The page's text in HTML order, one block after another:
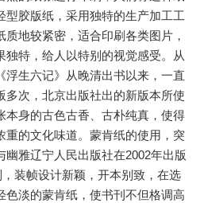
型胶版纸，采用独特的生产加工工
地较紧密，适合印刷各类图片，
独特，给人以特别的视觉感受。从
浮生六记》从晚清出书以来，一直
多次，北京出版社出的新版本所使
本身的古色古香、古朴纯真，使得
重的文化味道。蒙肯纸的使用，突
幽雅辽宁人民出版社在2002年出版
，装帧设计新颖，开本别致，在选
色淡的蒙肯纸，使书刊不但格调高